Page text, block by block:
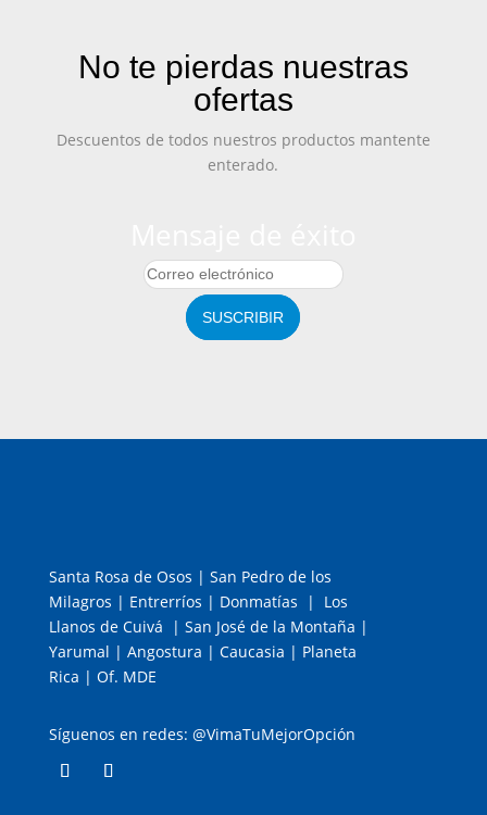
No te pierdas nuestras
ofertas
Descuentos de todos nuestros productos mantente
enterado.
SUSCRIBIR
Santa Rosa de Osos | San Pedro de los
Milagros | Entrerríos | Donmatías | Los
Llanos de Cuivá | San José de la Montaña |
Yarumal | Angostura | Caucasia | Planeta
Rica | Of. MDE
Síguenos en redes: @VimaTuMejorOpción